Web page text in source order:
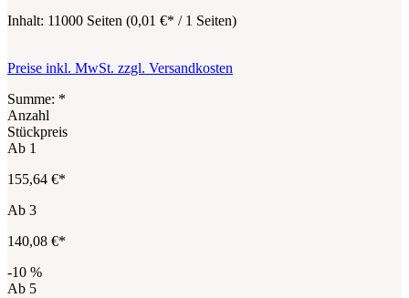
Inhalt: 11000 Seiten (0,01 €* / 1 Seiten)
Preise inkl. MwSt. zzgl. Versandkosten
Summe: *
Anzahl
Stückpreis
Ab 1
155,64 €*
Ab 3
140,08 €*
-10 %
Ab 5